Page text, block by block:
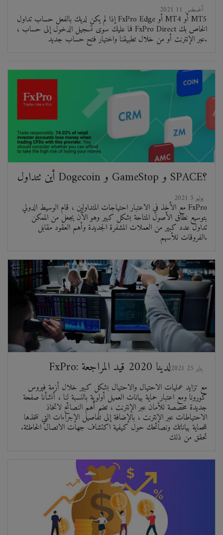
إذا لم يكن لديك بالفعل حساب تداول FxPro Edge أو MT4 أو MT5
، فما عليك سوى تسجيل الدخول إلى حساب FxPro Direct الخاص بك
عبر الإنترنت أو من خلال تطبيقنا واختيار فتح حساب جديد.
أين تتداول Dogecoin و GameStop و SPACE؟
2021 يوليو 5
مع الأخذ في الاعتبار احتياجات المتداولين ، قام الوسيط الدولي FxPro
بتوسيع نطاق الأصول المتاحة بشكل كبير وهو الآن يجعل من الممكن
تداول عدد كبير من العملات المشفرة الجديدة وأهم العقود مقابل
الفروقات للأسهم.
FxPro: لدينا 2020 قيد المراجعة
مع تزايد عمليات الاحتيال والاحتيال بشكل كبير خلال أزمة فيروس
كورونا ومع اعتبار حماية بيانات العميل أولوية بالنسبة لنا ، أنشأنا صفحة
جديدة مخصصة للأمان عبر الإنترنت ، تضم أهم النصائح لاتخاذ
الاحتياطات عبر الإنترنت ، بالإضافة إلى تفاصيل الإجراءات التي نتخذها
للحماية بياناتك ونصائحك حول كيفية اكتشاف جهات الاتصال الخاطئة.
تحقق من ذلك